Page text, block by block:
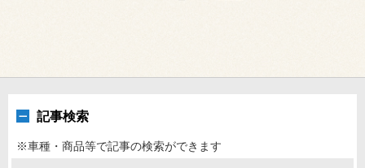
記事検索
※車種・商品等で記事の検索ができます